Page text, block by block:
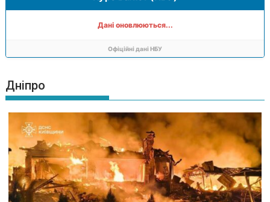
Дані оновлюються...
Офіційні дані НБУ
Дніпро